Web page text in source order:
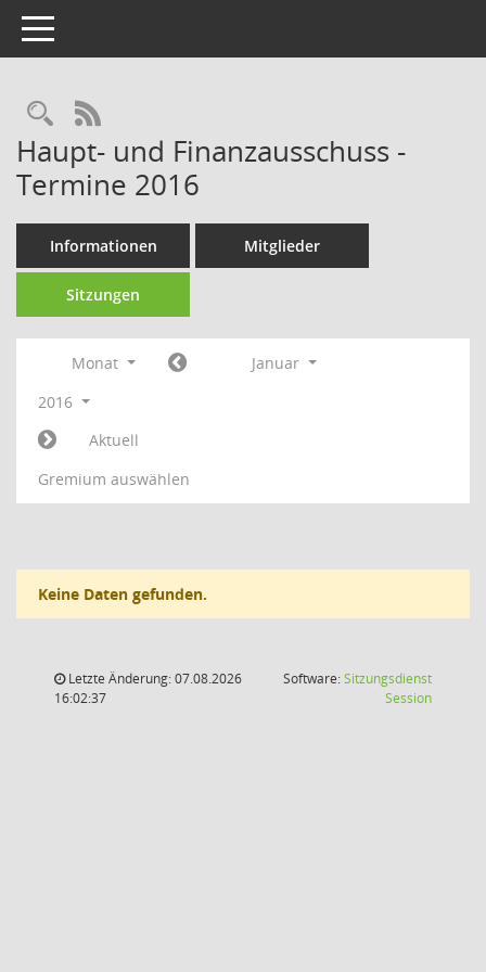
Toggle navigation
Rechercheauswahl
RSS-Feed
Haupt- und Finanzausschuss -
Termine 2016
Informationen Mitglieder
Sitzungen
Monat
Januar
2016
Aktuell
Gremium auswählen
Keine Daten gefunden.
Letzte Änderung: 07.08.2026
16:02:37
Software:Sitzungsdienst
Session(Wird in